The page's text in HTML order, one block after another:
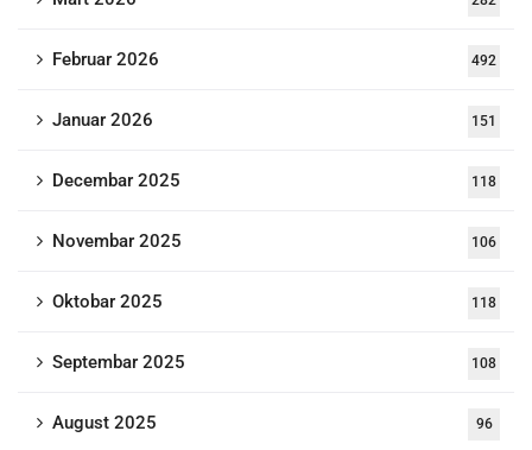
Februar 2026 492
Januar 2026 151
Decembar 2025 118
Novembar 2025 106
Oktobar 2025 118
Septembar 2025 108
August 2025 96